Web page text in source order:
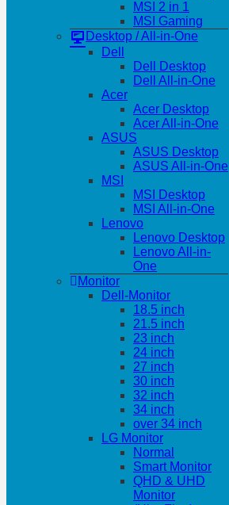
MSI 2 in 1
MSI Gaming
Desktop / All-in-One
Dell
Dell Desktop
Dell All-in-One
Acer
Acer Desktop
Acer All-in-One
ASUS
ASUS Desktop
ASUS All-in-One
MSI
MSI Desktop
MSI All-in-One
Lenovo
Lenovo Desktop
Lenovo All-in-
One
Monitor
Dell-Monitor
18.5 inch
21.5 inch
23 inch
24 inch
27 inch
30 inch
32 inch
34 inch
over 34 inch
LG Monitor
Normal
Smart Monitor
QHD & UHD
Monitor